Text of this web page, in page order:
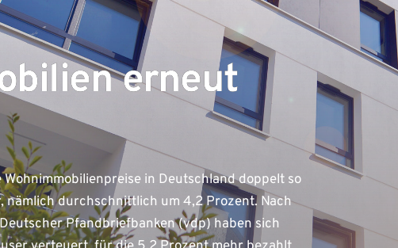
erneut
in Deutschland doppelt so
nämlich durchschnittlich um 4,2 Prozent. Nach
Pfandbriefbanken (vdp) haben sich